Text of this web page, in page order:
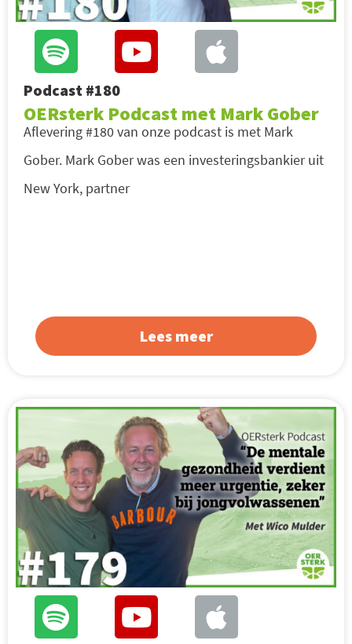
Podcast #180
OERsterk Podcast met Mark Gober
Aflevering #180 van onze podcast is met Mark
Gober. Mark Gober was een investeringsbankier uit
New York, partner
Lees meer